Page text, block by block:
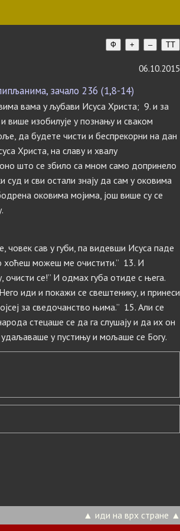
Ф + – TT
06.10.2015
зачало 236 (1,8-14)
вама у љубави Исуса Христа; 9. и за
изобилује у познању и сваком
да будете чисти и беспрекорни на дан
Христа, на славу и хвалу
што се збило са мном само допринело
суд и сви остали знају да сам у оковима
оковима мојима, још више су се
човек сав у губи, па видевши Исуса паде
хоћеш можеш ме очистити.” 13. И
очисти се!” И одмах губа отиде с њега.
иди и покажи се свештенику, и принеси
за сведочанство њима.” 15. Али се
стецаше се да га слушају и да их он
у пустињу и мољаше се Богу.
▲ иди на врх стране ▲